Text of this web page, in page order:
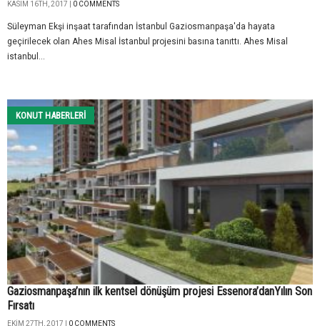
KASIM 16TH, 2017 | 0 COMMENTS
Süleyman Ekşi inşaat tarafından İstanbul Gaziosmanpaşa'da hayata
geçirilecek olan Ahes Misal İstanbul projesini basına tanıttı. Ahes Misal
istanbul...
KONUT HABERLERI
Gaziosmanpaşa’nın ilk kentsel dönüşüm projesi Essenora’danYılın Son
Fırsatı
EKIM 27TH, 2017 | 0 COMMENTS